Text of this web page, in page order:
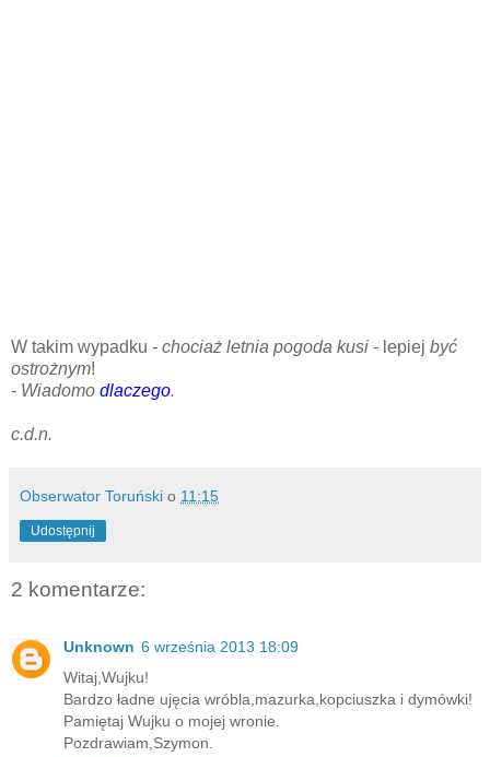
W takim wypadku - chociaż letnia pogoda kusi - lepiej być
ostrożnym!
- Wiadomo dlaczego.
c.d.n.
Obserwator Toruński o 11:15
Udostępnij
2 komentarze:
Unknown 6 września 2013 18:09
Witaj,Wujku!
Bardzo ładne ujęcia wróbla,mazurka,kopciuszka i dymówki!
Pamiętaj Wujku o mojej wronie.
Pozdrawiam,Szymon.